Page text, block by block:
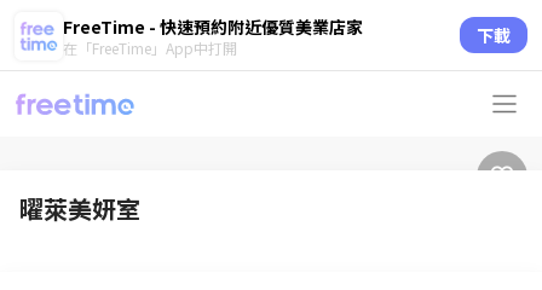
FreeTime - 快速預約附近優質美業店家
在「FreeTime」App中打開 下載
曜萊美妍室